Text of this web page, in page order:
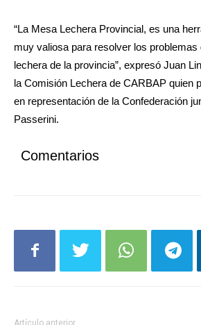
“La Mesa Lechera Provincial, es una
muy valiosa para resolver los problemas
lechera de la provincia”, expresó Juan
la Comisión Lechera de CARBAP quien
en representación de la Confederación
Passerini.
Comentarios